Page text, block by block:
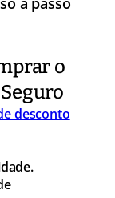
o
desconto